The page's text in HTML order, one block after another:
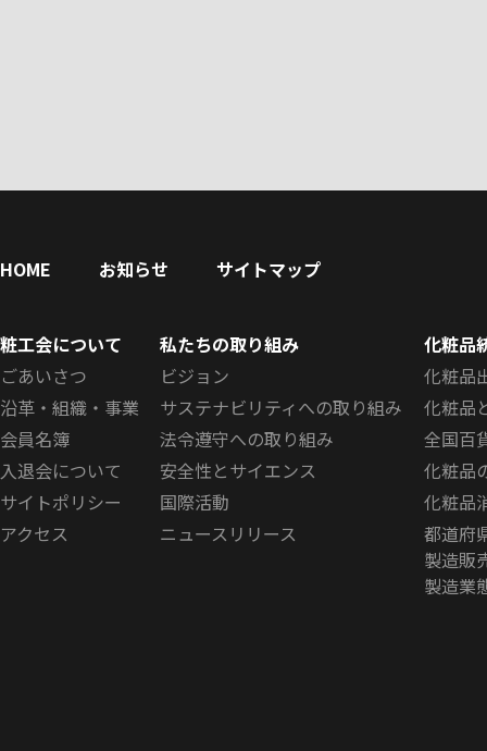
HOME お知らせ サイトマップ
粧工会について
ごあいさつ
沿革・組織・事業
会員名簿
入退会について
サイトポリシー
アクセス
私たちの取り組み
ビジョン
サステナビリティへの取り組み
法令遵守への取り組み
安全性とサイエンス
国際活動
ニュースリリース
化粧品
化粧品
化粧品
全国百
化粧品
化粧品
都道府
製造販
製造業